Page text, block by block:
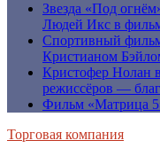
Звезда «Под
Людей Икс в
Спортивный
Кристианом
Кристофер Нолан
режиссёров —
Фильм «Матрица
Торговая компания